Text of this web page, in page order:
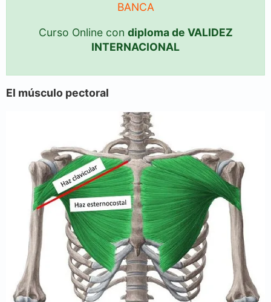
BANCA
Curso Online con diploma de VALIDEZ
INTERNACIONAL
El músculo pectoral